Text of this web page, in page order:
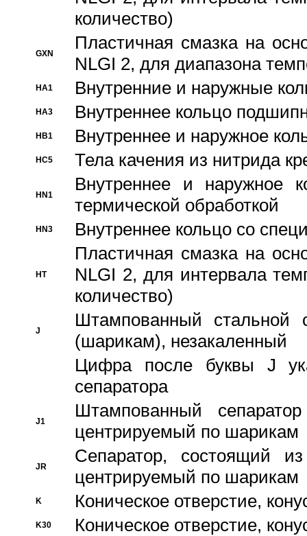
количество)
GXN
Пластичная смазка на
NLGI 2, для диапазона
HA1 Внутренние и наружные
HA3 Bнутреннее кольцо
HB1 Bнутреннее и наружное
HC5 Тела качения из нитрида
HN1
Bнутреннее и наружное
термической обработкой
HN3 Внутреннее кольцо со
HT
Пластичная смазка на
NLGI 2, для интервала
количество)
J
Штампованный стальной
(шарикам), незакаленный
Цифра после буквы J
сепаратора
J1
Штампованный
центрируемый по шарикам
JR
Сепаратор, состоящий
центрируемый по шарикам
K Коническое отверстие,
K30 Коническое отверстие,